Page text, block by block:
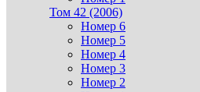
Том 42 (2006)
Номер 6
Номер 5
Номер 4
Номер 3
Номер 2